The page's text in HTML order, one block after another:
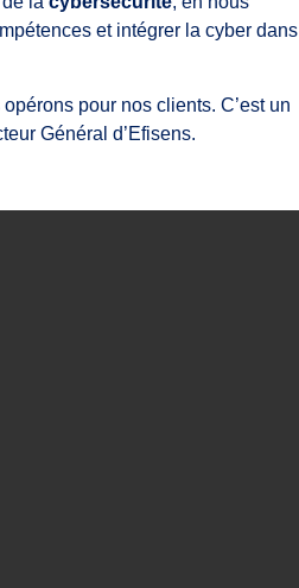
et intégrer la cyber dans
pour nos clients. C’est un
Général d’Efisens.